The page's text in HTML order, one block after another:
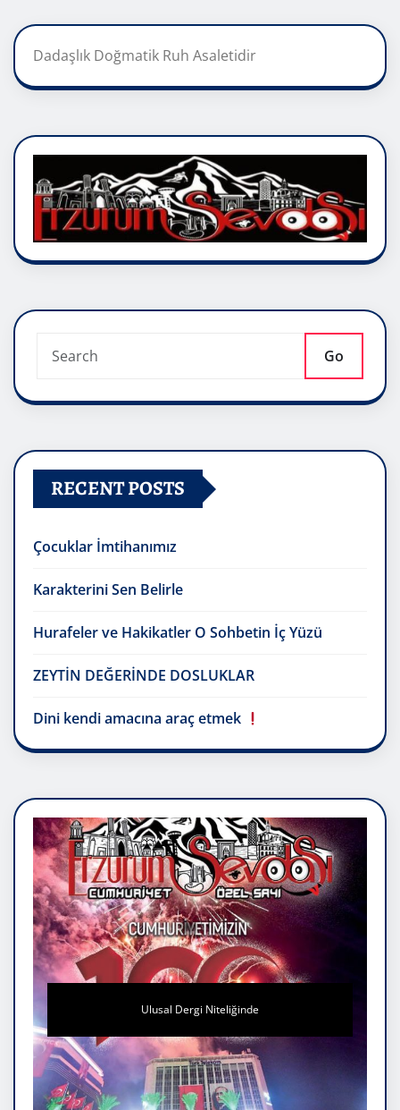
Dadaşlık Doğmatik Ruh Asaletidir
Go
RECENT POSTS
Çocuklar İmtihanımız
Karakterini Sen Belirle
Hurafeler ve Hakikatler O Sohbetin İç Yüzü
ZEYTİN DEĞERİNDE DOSLUKLAR
Dini kendi amacına araç etmek
Ulusal Dergi Niteliğinde